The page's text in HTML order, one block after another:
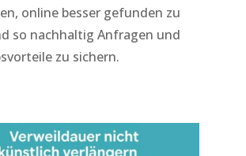
online besser gefunden zu
so nachhaltig Anfragen und
zu sichern.